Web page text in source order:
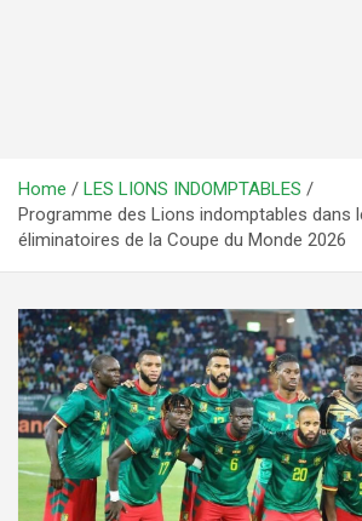
Home
LES LIONS INDOMPTABLES
Programme des Lions indomptables dans
éliminatoires de la Coupe du Monde 2026